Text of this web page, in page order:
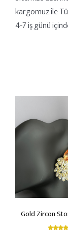
kargomuz ile
4-7 iş günü
Gold Zircon